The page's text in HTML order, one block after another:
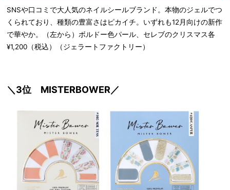
SNSや口コミで大人気のネイルシールブランド。本物のジェルでつ
くられており、種類の豊富さはピカイチ。いずれも12月向けの新作
で華やか。（左から）ボルドー色パール、セレブのクリスマス各
¥1,200（税込）（ジェラートファクトリー）
＼3位 MISTERBOWER／